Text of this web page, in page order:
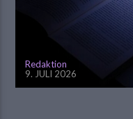
Redaktion
9. JULI 2026